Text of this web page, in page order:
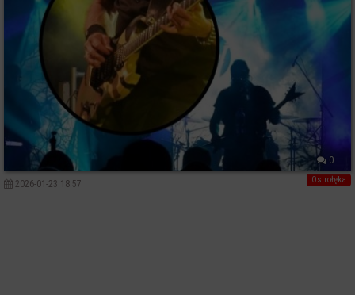
0
Ostrołęka
2026-01-23 18:57